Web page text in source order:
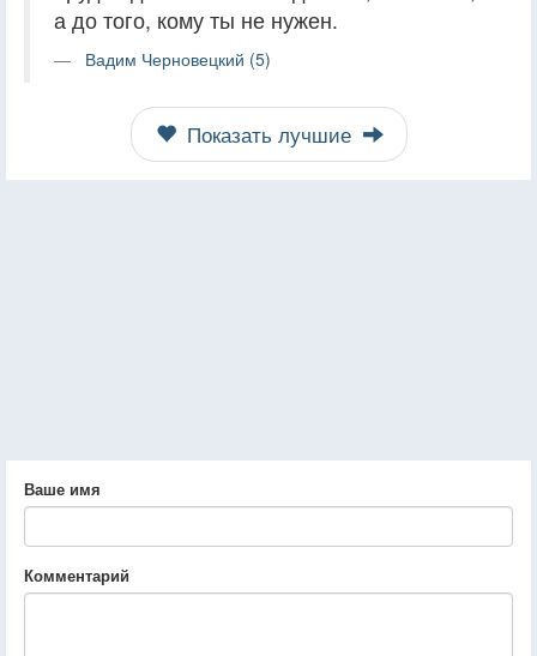
а до того, кому ты не нужен.
Вадим Черновецкий (5)
Показать лучшие
Ваше имя
Комментарий